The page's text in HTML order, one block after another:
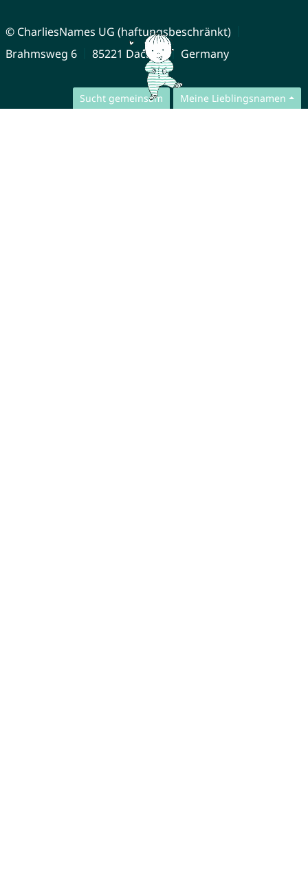
Sucht gemeinsam Meine Lieblingsnamen
© CharliesNames UG (haftungsbeschränkt)
Brahmsweg 6
85221 Dachau Germany